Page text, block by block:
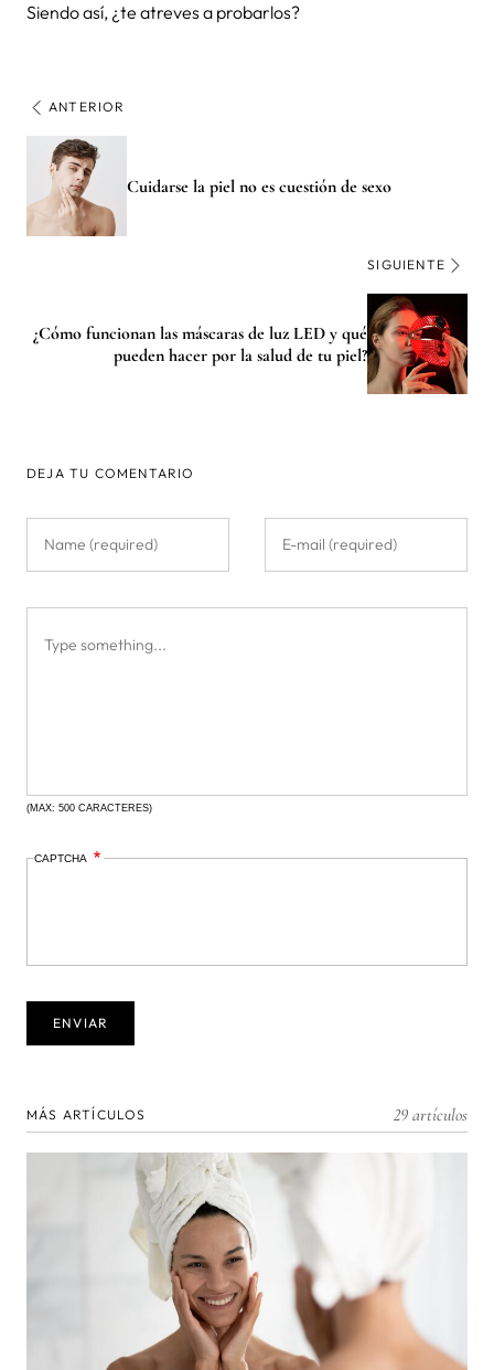
Siendo así, ¿te atreves a probarlos?
ANTERIOR
Cuidarse la piel no es cuestión de sexo
SIGUIENTE
¿Cómo funcionan las máscaras de luz LED y qué
pueden hacer por la salud de tu piel?
DEJA TU COMENTARIO
(MAX: 500 CARACTERES)
CAPTCHA
MÁS ARTÍCULOS 29 artículos